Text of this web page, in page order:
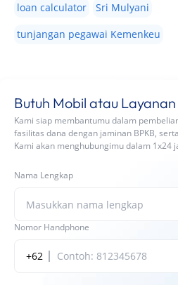
loan calculator
Sri Mulyani
tunjangan pegawai Kemenkeu
Butuh Mobil atau
Kami siap membantumu dalam
fasilitas dana dengan jaminan BPKB,
Kami akan menghubungimu dalam 1x24
Nama Lengkap
Nomor Handphone
+62